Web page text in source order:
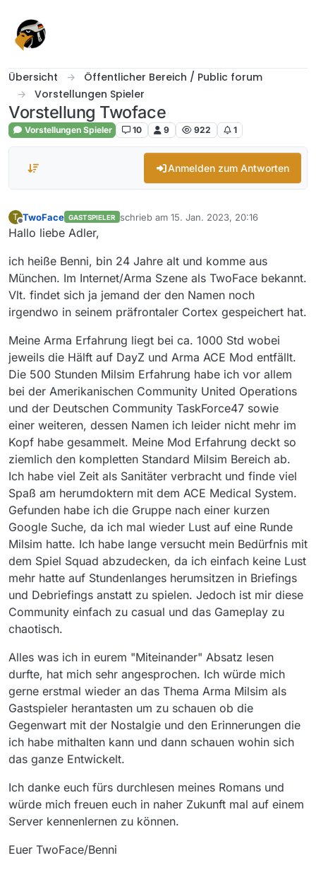
Übersicht
Öffentlicher Bereich / Public forum
Vorstellungen Spieler
Vorstellung Twoface
Vorstellungen Spieler 10 9 922 1
Anmelden zum Antworten
T
Offline
TwoFace GASTSPIELER schrieb am 15. Jan. 2023, 20:16
zuletzt editiert von
Hallo liebe Adler,
ich heiße Benni, bin 24 Jahre alt und komme aus
München. Im Internet/Arma Szene als TwoFace bekannt.
Vlt. findet sich ja jemand der den Namen noch
irgendwo in seinem präfrontaler Cortex gespeichert hat.
Meine Arma Erfahrung liegt bei ca. 1000 Std wobei
jeweils die Hälft auf DayZ und Arma ACE Mod entfällt.
Die 500 Stunden Milsim Erfahrung habe ich vor allem
bei der Amerikanischen Community United Operations
und der Deutschen Community TaskForce47 sowie
einer weiteren, dessen Namen ich leider nicht mehr im
Kopf habe gesammelt. Meine Mod Erfahrung deckt so
ziemlich den kompletten Standard Milsim Bereich ab.
Ich habe viel Zeit als Sanitäter verbracht und finde viel
Spaß am herumdoktern mit dem ACE Medical System.
Gefunden habe ich die Gruppe nach einer kurzen
Google Suche, da ich mal wieder Lust auf eine Runde
Milsim hatte. Ich habe lange versucht mein Bedürfnis mit
dem Spiel Squad abzudecken, da ich einfach keine Lust
mehr hatte auf Stundenlanges herumsitzen in Briefings
und Debriefings anstatt zu spielen. Jedoch ist mir diese
Community einfach zu casual und das Gameplay zu
chaotisch.
Alles was ich in eurem "Miteinander" Absatz lesen
durfte, hat mich sehr angesprochen. Ich würde mich
gerne erstmal wieder an das Thema Arma Milsim als
Gastspieler herantasten um zu schauen ob die
Gegenwart mit der Nostalgie und den Erinnerungen die
ich habe mithalten kann und dann schauen wohin sich
das ganze Entwickelt.
Ich danke euch fürs durchlesen meines Romans und
würde mich freuen euch in naher Zukunft mal auf einem
Server kennenlernen zu können.
Euer TwoFace/Benni